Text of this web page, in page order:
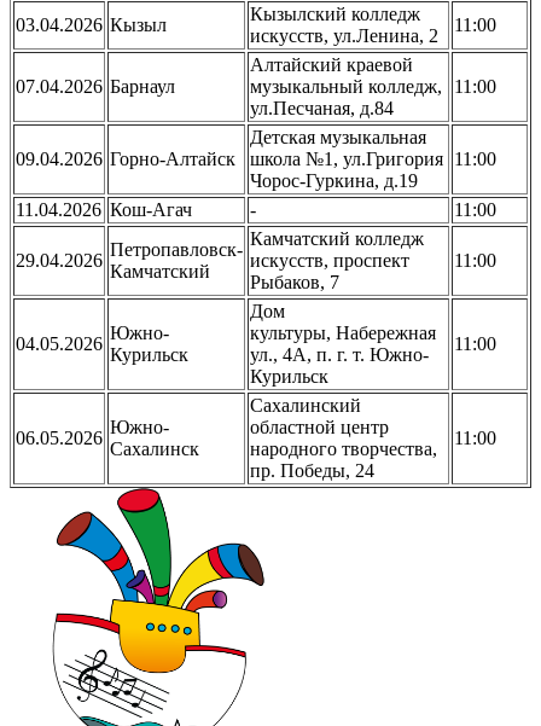
03.04.2026 Кызыл
Кызылский колледж
искусств, ул.Ленина, 2
11:00
07.04.2026 Барнаул
Алтайский краевой
музыкальный колледж,
ул.Песчаная, д.84
11:00
09.04.2026 Горно-Алтайск
Детская музыкальная
школа №1, ул.Григория
Чорос-Гуркина, д.19
11:00
11.04.2026 Кош-Агач - 11:00
29.04.2026
Петропавловск-
Камчатский
Камчатский колледж
искусств, проспект
Рыбаков, 7
11:00
04.05.2026
Южно-
Курильск
Дом
культуры, Набережная
ул., 4А, п. г. т. Южно-
Курильск
11:00
06.05.2026
Южно-
Сахалинск
Сахалинский
областной центр
народного творчества,
пр. Победы, 24
11:00